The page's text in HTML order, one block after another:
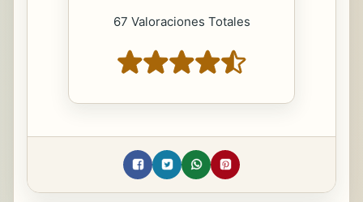
67 Valoraciones Totales